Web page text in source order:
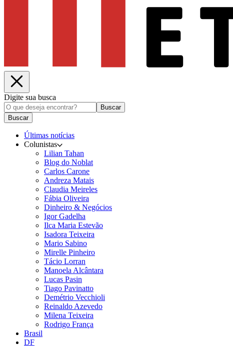
Digite sua busca
Buscar
Buscar
Últimas notícias
Colunistas
Lilian Tahan
Blog do Noblat
Carlos Carone
Andreza Matais
Claudia Meireles
Fábia Oliveira
Dinheiro & Negócios
Igor Gadelha
Ilca Maria Estevão
Isadora Teixeira
Mario Sabino
Mirelle Pinheiro
Tácio Lorran
Manoela Alcântara
Lucas Pasin
Tiago Pavinatto
Demétrio Vecchioli
Reinaldo Azevedo
Milena Teixeira
Rodrigo França
Brasil
DF